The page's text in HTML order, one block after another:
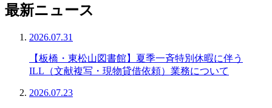
最新ニュース
2026.07.31
【板橋・東松山図書館】夏季一斉特別休暇に伴う
ILL（文献複写・現物貸借依頼）業務について
2026.07.23